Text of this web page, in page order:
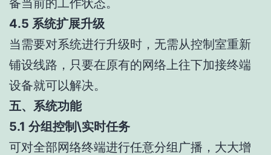
4.5 系统扩展升级
当需要对系统进行升级时，无需从控制室重新
铺设线路，只要在原有的网络上往下加接终端
设备就可以解决。
五、系统功能
5.1 分组控制\实时任务
可对全部网络终端进行任意分组广播，大大增